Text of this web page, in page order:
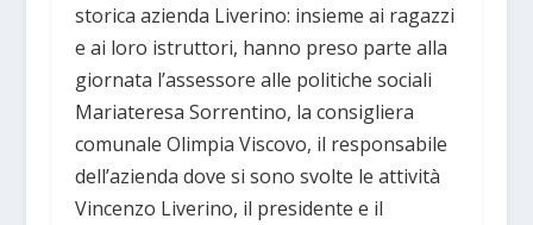
storica azienda Liverino: insieme ai ragazzi
e ai loro istruttori, hanno preso parte alla
giornata l’assessore alle politiche sociali
Mariateresa Sorrentino, la consigliera
comunale Olimpia Viscovo, il responsabile
dell’azienda dove si sono svolte le attività
Vincenzo Liverino, il presidente e il